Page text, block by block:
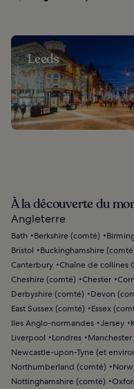
Leeds
À la découverte du
Angleterre
Bath Berkshire (comté)
Bristol
Buckinghamshire
Canterbury Chaîne de collines
Cheshire (comté)
Chester
Derbyshire (comté)
Devon
East Sussex (comté)
Essex
Iles Anglo-normandes Jersey
Liverpool
Londres Manchester
Newcastle-upon-Tyne (et
Northumberland (comté)
Nottinghamshire (comté)